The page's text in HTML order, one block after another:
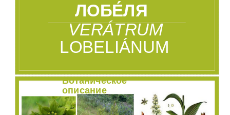
ЛОБЕЛЯ
VERÁTRUM
LOBELIÁNUM
Ботаническое
описание